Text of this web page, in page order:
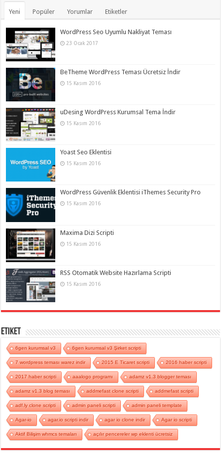
Yeni Popüler Yorumlar Etiketler
WordPress Seo Uyumlu Nakliyat Teması
23 Ocak 2017
BeTheme WordPress Teması Ücretsiz İndir
15 Kasım 2016
uDesing WordPress Kurumsal Tema İndir
15 Kasım 2016
Yoast Seo Eklentisi
15 Kasım 2016
WordPress Güvenlik Eklentisi iThemes Security Pro
15 Kasım 2016
Maxima Dizi Scripti
15 Kasım 2016
RSS Otomatik Website Hazırlama Scripti
15 Kasım 2016
Etiket
6gen kurumsal v3 6gen kurumsal v3 Şirket scripti
7 wordpress teması warez indir 2015 E Ticaret scripti 2016 haber scripti
2017 haber scripti aaalogo programı adamz v1.3 blogger teması
adamz v1.3 blog teması addmefast clone scripti addmefast scripti
adf.ly clone scripti admin paneli scripti admin paneli template
Agar-io agar.io scripti indir agar io clone indir Agar io scripti
Aktif Bilişim whmcs temaları açılır pencereler wp eklenti ücretsiz